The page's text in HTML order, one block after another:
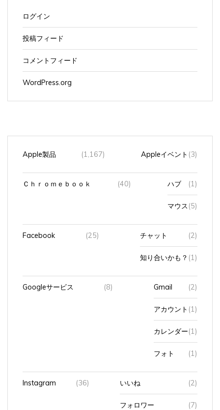
投稿フィード
コメントフィード
WordPress.org
Ｃｈｒｏｍｅｂｏｏｋ (40) ハブ (1)
マウス(5)
Facebook (25) チャット (2)
知り合いかも？(1)
Googleサービス (8) Gmail (2)
アカウント(1)
カレンダー(1)
フォト (1)
Instagram (36) いいね (2)
フォロワー (7)